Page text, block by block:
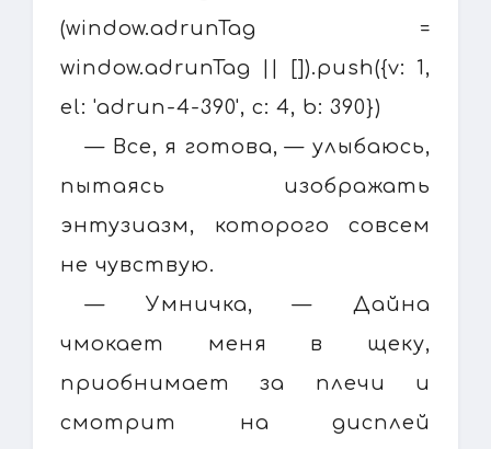
(window.adrunTag =
window.adrunTag || []).push({v: 1,
el: 'adrun-4-390', c: 4, b: 390})
— Все, я готова, — улыбаюсь,
пытаясь изображать
энтузиазм, которого совсем
не чувствую.
— Умничка, — Дайна
чмокает меня в щеку,
приобнимает за плечи и
смотрит на дисплей